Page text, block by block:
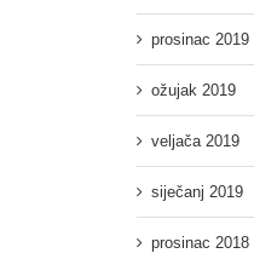
prosinac 2019
ožujak 2019
veljača 2019
siječanj 2019
prosinac 2018